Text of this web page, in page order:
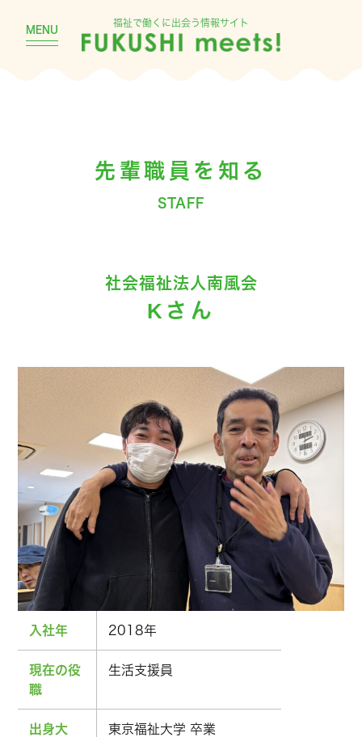
MENU
福祉で働くに出会う情報サイト
先輩職員を知る
STAFF
社会福祉法人南風会
Kさん
入社年 2018年
現在の役
職
生活支援員
出身大
東京福祉大学 卒業